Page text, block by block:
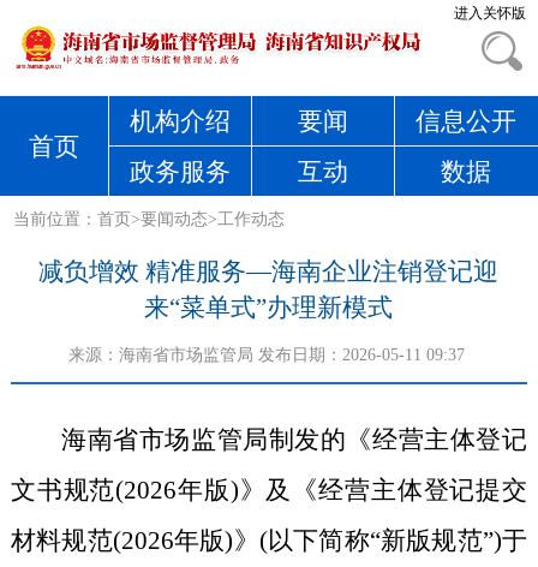
进入关怀版
首页
机构介绍 要闻
信息公开
政务服务
互动 数据
当前位置：首页>要闻动态>工作动态
减负增效 精准服务—海南企业注销登记迎
来“菜单式”办理新模式
来源： 海南省市场监管局 发布日期：2026-05-11 09:37
海南省市场监管局制发的《经营主体登记
文书规范(2026年版)》及《经营主体登记提交
材料规范(2026年版)》(以下简称“新版规范”)于